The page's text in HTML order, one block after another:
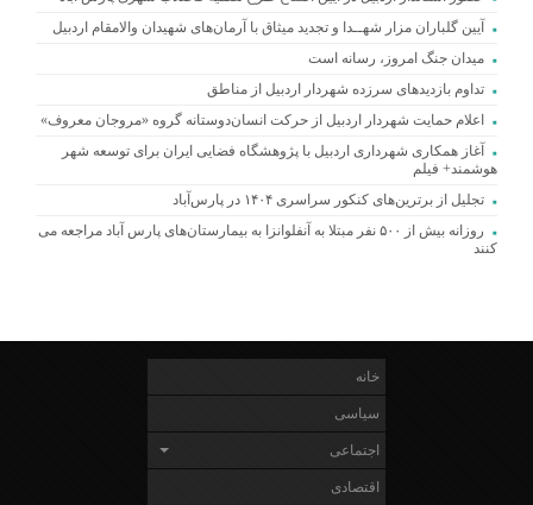
آیین گلباران مزار شهــدا و تجدید میثاق با آرمان‌های شهیدان والامقام اردبیل
میدان جنگ امروز، رسانه است
تداوم بازدیدهای سرزده شهردار اردبیل از مناطق
اعلام حمایت شهردار اردبیل از حرکت انسان‌دوستانه گروه «مروجان معروف»
آغاز همکاری شهرداری اردبیل با پژوهشگاه فضایی ایران برای توسعه شهر
هوشمند+ فیلم
تجلیل از برترین‌های کنکور سراسری ۱۴۰۴ در پارس‌آباد
روزانه بیش از ۵۰۰ نفر مبتلا به آنفلوانزا به بیمارستان‌های پارس آباد مراجعه می
کنند
خانه
سیاسی
اجتماعی
اقتصادی